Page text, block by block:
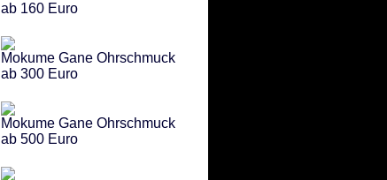
ab 160 Euro
Mokume Gane Ohrschmuck
ab 300 Euro
Mokume Gane Ohrschmuck
ab 500 Euro